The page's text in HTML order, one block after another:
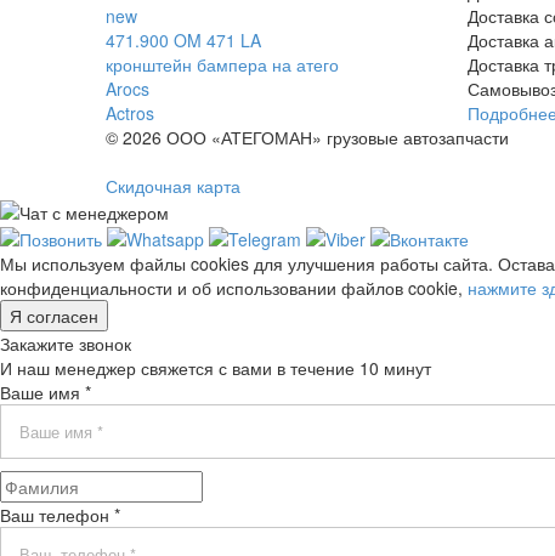
Доставка
Доставка
Доставка
Подробнее
new
471.900 OM 471 LA
кронштейн бампера на атего
Arocs
Actros
© 2026 ООО «АТЕГОМАН» грузовые автозапчасти
Скидочная карта
Мы используем файлы cookies для улучшения работы сайта.
конфиденциальности и об использовании файлов cookie, нажмите
Я согласен
Закажите звонок
И наш менеджер свяжется с вами в течение 10 минут
Ваше имя *
Ваш телефон *